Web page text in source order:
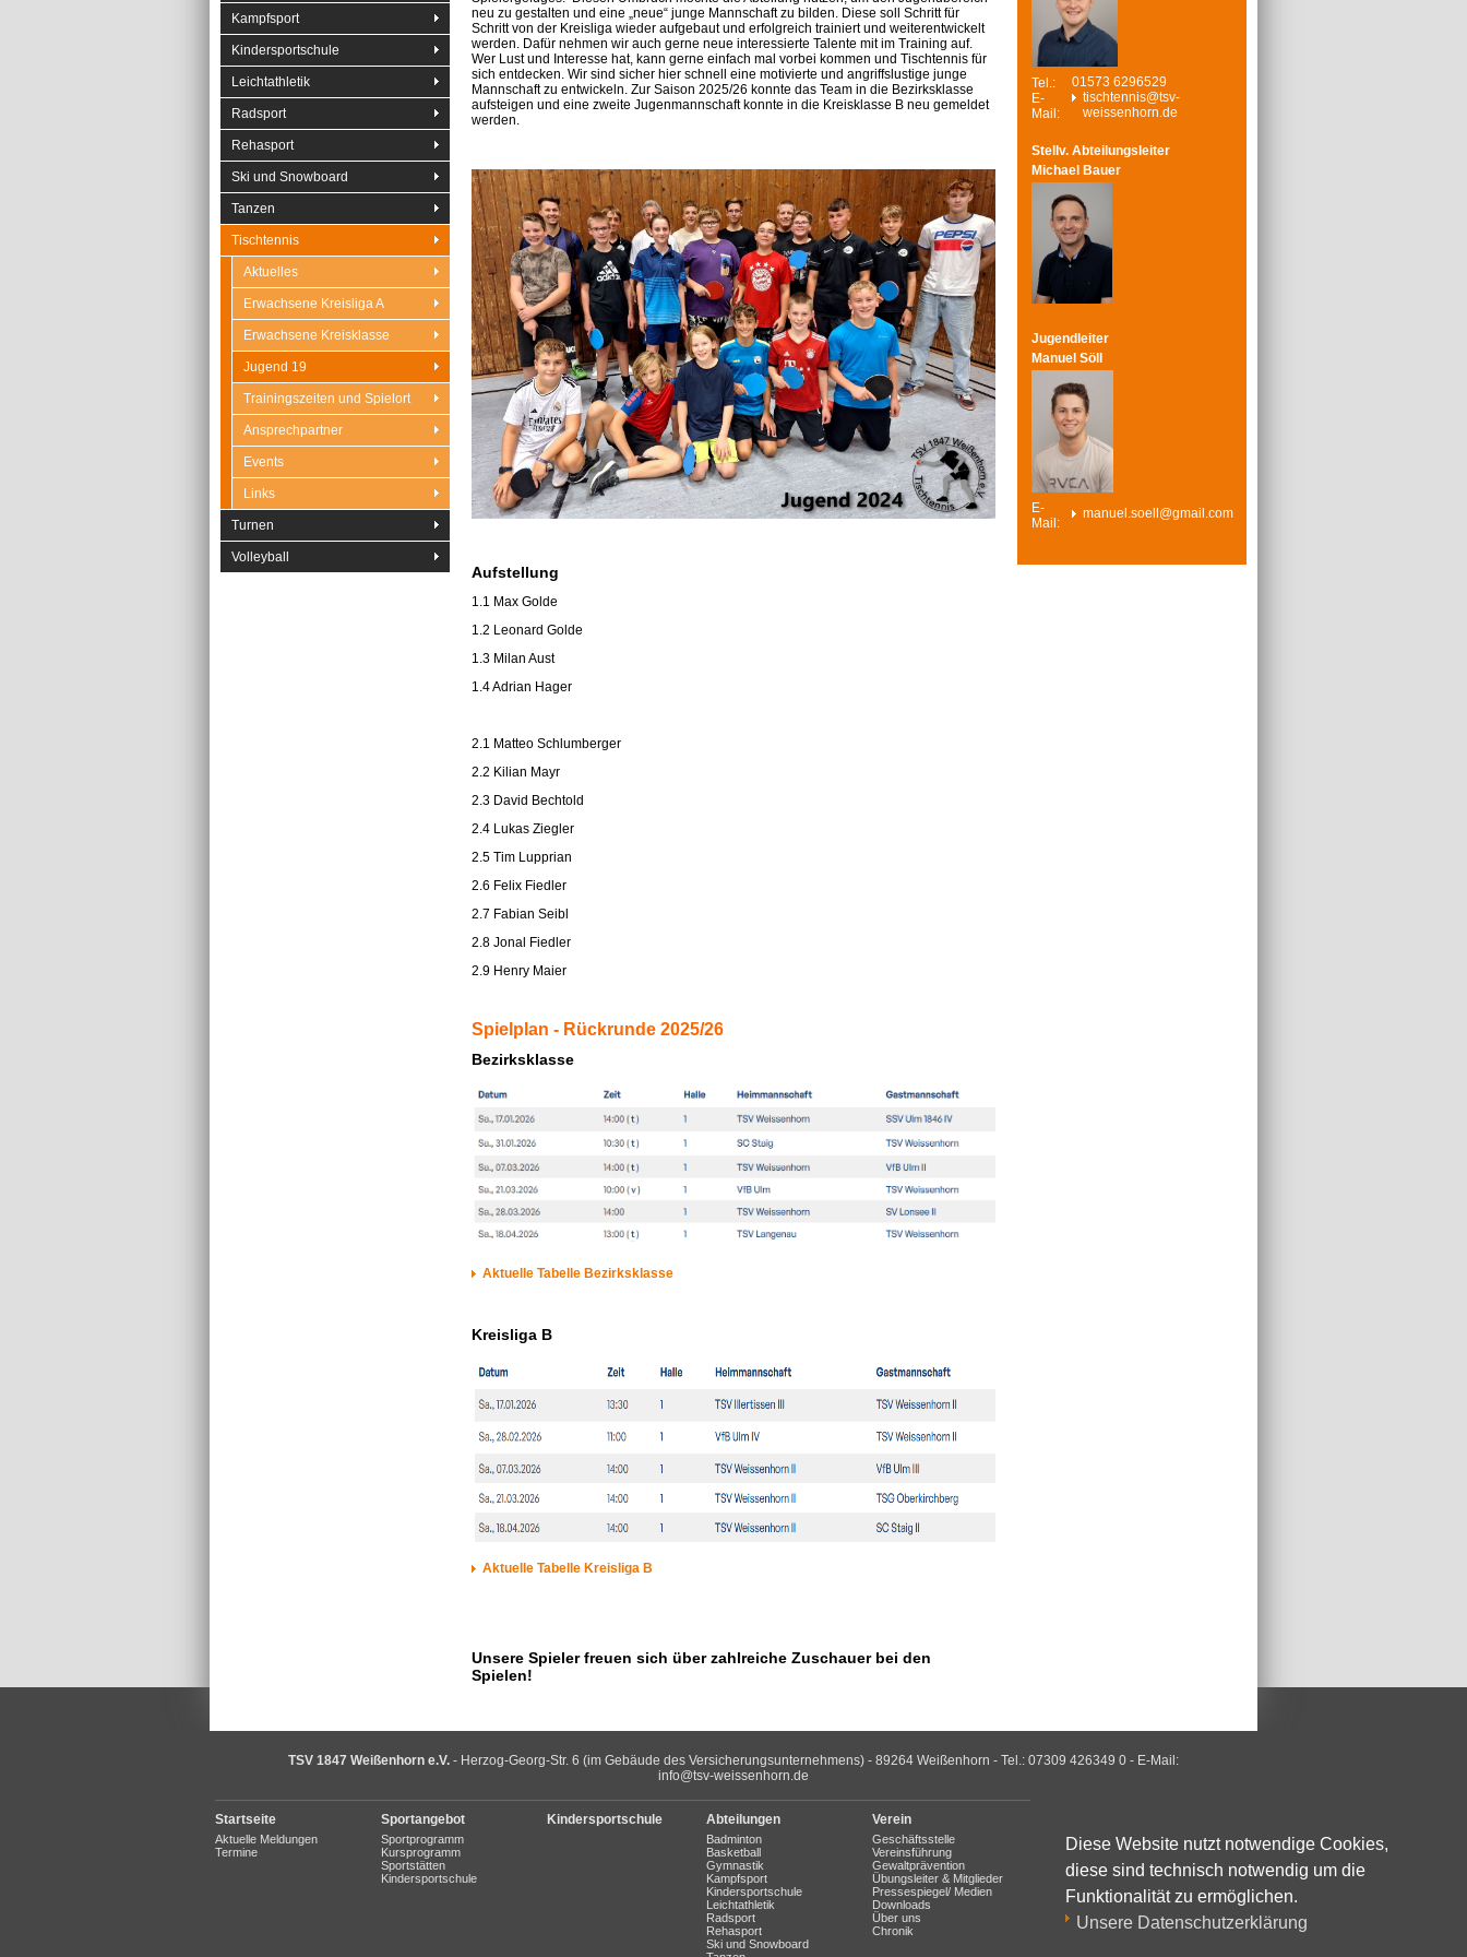
Diese Website nutzt notwendige Cookies,
diese sind technisch notwendig um die
Funktionalität zu ermöglichen.
Unsere Datenschutzerklärung
neu zu gestalten und eine „neue“ junge Mannschaft zu bilden. Diese soll Schritt für
Schritt von der Kreisliga wieder aufgebaut und erfolgreich trainiert und weiterentwickelt
werden. Dafür nehmen wir auch gerne neue interessierte Talente mit im Training auf.
Wer Lust und Interesse hat, kann gerne einfach mal vorbei kommen und Tischtennis für
sich entdecken. Wir sind sicher hier schnell eine motivierte und angriffslustige junge
Mannschaft zu entwickeln. Zur Saison 2025/26 konnte das Team in die Bezirksklasse
aufsteigen und eine zweite Jugenmannschaft konnte in die Kreisklasse B neu gemeldet
werden.
Aufstellung
1.1 Max Golde
1.2 Leonard Golde
1.3 Milan Aust
1.4 Adrian Hager
2.1 Matteo Schlumberger
2.2 Kilian Mayr
2.3 David Bechtold
2.4 Lukas Ziegler
2.5 Tim Lupprian
2.6 Felix Fiedler
2.7 Fabian Seibl
2.8 Jonal Fiedler
2.9 Henry Maier
Spielplan - Rückrunde 2025/26
Bezirksklasse
Aktuelle Tabelle Bezirksklasse
Kreisliga B
Aktuelle Tabelle Kreisliga B
Unsere Spieler freuen sich über zahlreiche Zuschauer bei den
Spielen!
Kampfsport
Kindersportschule
Leichtathletik
Radsport
Rehasport
Ski und Snowboard
Tanzen
Tischtennis
Aktuelles
Erwachsene Kreisliga A
Erwachsene Kreisklasse
Jugend 19
Trainingszeiten und Spielort
Ansprechpartner
Events
Links
Turnen
Volleyball
Tel.:
E-
Mail:
01573 6296529
tischtennis@tsv-
weissenhorn.de
Stellv. Abteilungsleiter
Michael Bauer
Jugendleiter
Manuel Söll
E-
Mail:
manuel.soell@gmail.com
TSV 1847 Weißenhorn e.V. - Herzog-Georg-Str. 6 (im Gebäude des Versicherungsunternehmens) - 89264 Weißenhorn - Tel.: 07309 426349 0 - E-Mail:
info@tsv-weissenhorn.de
Startseite
Aktuelle Meldungen
Termine
Sportangebot
Sportprogramm
Kursprogramm
Sportstätten
Kindersportschule
Kindersportschule Abteilungen
Badminton
Basketball
Gymnastik
Kampfsport
Kindersportschule
Leichtathletik
Radsport
Rehasport
Ski und Snowboard
Verein
Geschäftsstelle
Vereinsführung
Gewaltprävention
Übungsleiter & Mitglieder
Pressespiegel/ Medien
Downloads
Über uns
Chronik
Information
Anmeldung
Satzung/ Ordnungen